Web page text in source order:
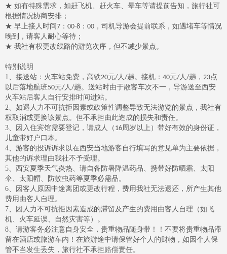
★ 如有特殊需求，如赶飞机、赶火车、晕车等请提前告知，旅行社可
根据情况协商安排；
★ 早上接人时间7 ： 00-8 ： 00 ，司机导游会提前联系，如遇堵车等情况
晚到，请客人耐心等待；
★ 我社有权更改线路的游览次序，但不减少景点。
特别说明
1、接送站：火车站免费，高铁20元/人/趟。接机： 40元/人/趟， 23点
以后落地航班50元/人/趟。送站时由于散客车次不一，导游送至西安
火车站后客人自行安排时间进站。
2、如遇人力不可抗拒因素或政策性调整导致无法游览的景点，我社有
权取消或更换该景点。但不承担由此造成的损失和责任。
3、因入住宾馆需要登记，请成人（ 16周岁以上）带好有效的身份证，
儿童带好户口本。
4、游客的投诉诉求以在西安当地游客自行填写的意见单为主要依据，
其他的诉求理由我社不予受理。
5、西安夏季天气炎热、请自备防暑降温药品、携带好防晒霜、太阳
伞、太阳帽、防蚊虫药等夏季必需品。
6、因客人原因中途离团或更改行程，费用我社无法退还，所产生其他
费用由客人自理。
7、因人力不可抗拒因素造成的滞留及产生的费用由客人自理（如飞
机、火车延误、自然灾害等）。
8、请游客务必注意自身安全，贵重物品随身带！！不要将贵重物品滞
留在酒店或旅游车内！在旅游途中请保管好个人的财物，如因个人保
管不当发生丢失，旅行社不承担赔偿责任。